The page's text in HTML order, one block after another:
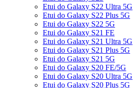
Etui do Galaxy S22 Ultra 5G
Etui do Galaxy S22 Plus 5G
Etui do Galaxy S22 5G
Etui do Galaxy S21 FE
Etui do Galaxy S21 Ultra 5G
Etui do Galaxy S21 Plus 5G
Etui do Galaxy S21 5G
Etui do Galaxy S20 FE/5G
Etui do Galaxy S20 Ultra 5G
Etui do Galaxy S20 Plus 5G